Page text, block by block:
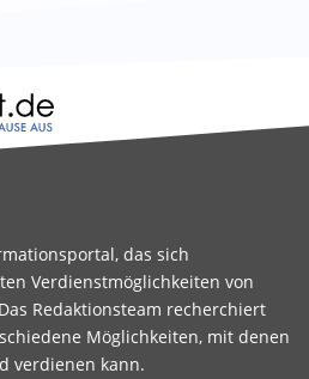
das sich
Verdienstmöglichkeiten von
Redaktionsteam recherchiert
Möglichkeiten, mit denen
verdienen kann.